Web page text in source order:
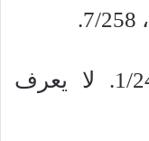
(10) شرح الأشموني، 1/243. لا يعرف